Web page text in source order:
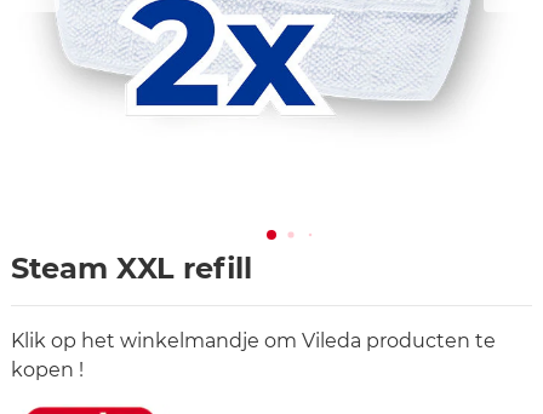
Steam XXL refill
Klik op het winkelmandje om Vileda producten te
kopen !